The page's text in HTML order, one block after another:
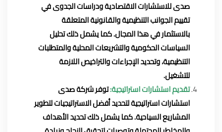
صدى للاستشارات الاقتصادية ودراسات الجدوى في
تقييم الجوانب التنظيمية والقانونية المتعلقة
بالاستثمار في هذا المجال. كما يشمل ذلك تحليل
السياسات الحكومية والتشريعات المحلية والمتطلبات
التنظيمية، وتحديد الإجراءات والتراخيص اللازمة
للتشغيل.
تقديم استشارات استراتيجية:توفر شركة صدى
استشارات استراتيجية لتحديد أفضل الاستراتيجيات لتطوير
المشاريع السياحية. كما يشمل ذلك تحديد الأهداف